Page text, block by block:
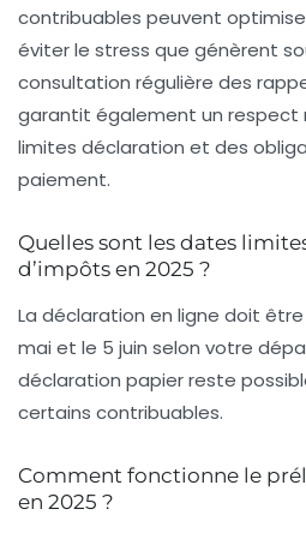
contribuables peuvent
éviter le stress que génèrent
consultation régulière des
garantit également un respect
limites déclaration et des
paiement.
Quelles sont les dates
d’impôts en 2025 ?
La déclaration en ligne doit
mai et le 5 juin selon votre
déclaration papier reste
certains contribuables.
Comment fonctionne le
en 2025 ?